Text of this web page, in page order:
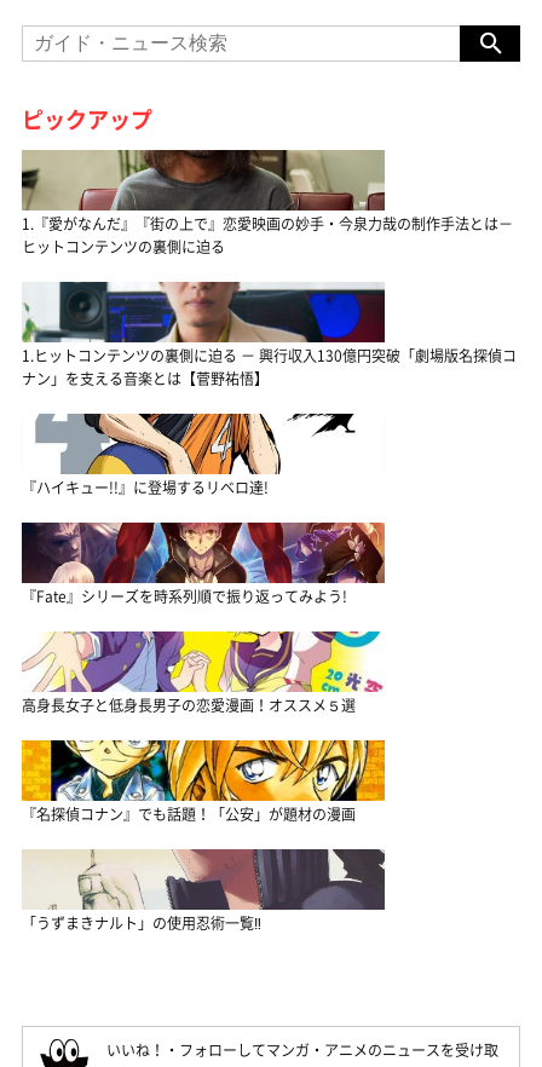
ピックアップ
1.『愛がなんだ』『街の上で』恋愛映画の妙手・今泉力哉の制作手法とは－
ヒットコンテンツの裏側に迫る
1.ヒットコンテンツの裏側に迫る － 興行収入130億円突破「劇場版名探偵コ
ナン」を支える音楽とは【菅野祐悟】
『ハイキュー!!』に登場するリベロ達!
『Fate』シリーズを時系列順で振り返ってみよう!
高身長女子と低身長男子の恋愛漫画！オススメ５選
『名探偵コナン』でも話題！「公安」が題材の漫画
「うずまきナルト」の使用忍術一覧‼
いいね！・フォローしてマンガ・アニメのニュースを受け取